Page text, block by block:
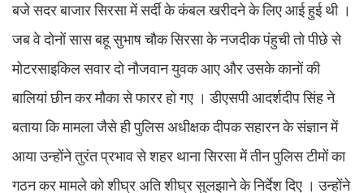
बजे सदर बाजार सिरसा में सर्दी के कंबल खरीदने के लिए आई हुई थी ।
जब वे दोनों सास बहू सुभाष चौक सिरसा के नजदीक पंहुची तो पीछे से
मोटरसाइकिल सवार दो नौजवान युवक आए और उसके कानों की
बालियां छीन कर मौका से फारर हो गए । डीएसपी आदर्शदीप सिंह ने
बताया कि मामला जैसे ही पुलिस अधीक्षक दीपक सहारन के संज्ञान में
आया उन्होंने तुरंत प्रभाव से शहर थाना सिरसा में तीन पुलिस टीमों का
गठन कर मामले को शीघ्र अति शीघ्र सुलझाने के निर्देश दिए । उन्होंने